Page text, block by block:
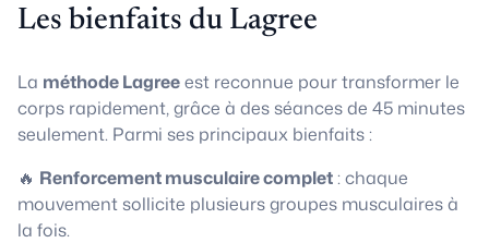
Les bienfaits du Lagree
La méthode Lagreeest reconnue pour transformer le
corps rapidement, grâce à des séances de 45 minutes
seulement. Parmi ses principaux bienfaits :
🔥 Renforcement musculaire complet: chaque
mouvement sollicite plusieurs groupes musculaires à
la fois.